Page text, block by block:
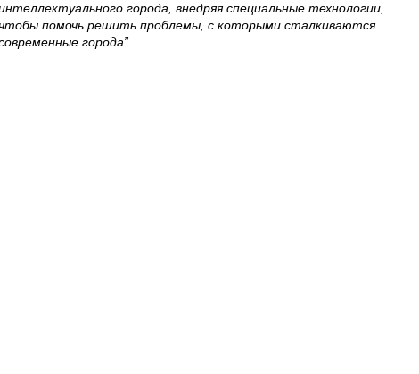
города, внедряя специальные технологии,
чтобы помочь решить проблемы, с которыми сталкиваются
города”.